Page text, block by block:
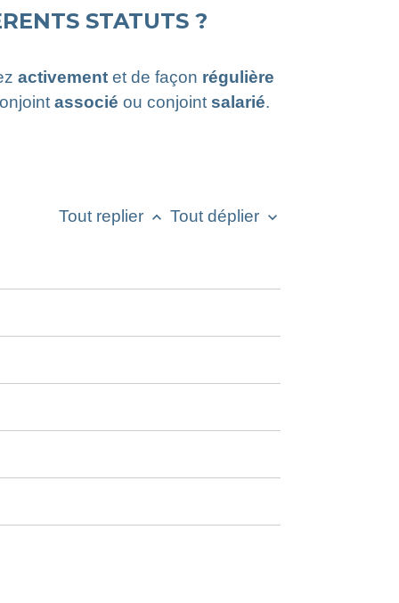
STATUTS ?
activement et de façon régulière
associé ou conjoint salarié.
Tout replier keyboard_arrow_up Tout déplier keyboard_arrow_down